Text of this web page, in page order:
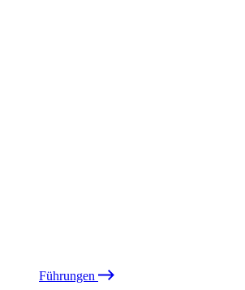
Führungen